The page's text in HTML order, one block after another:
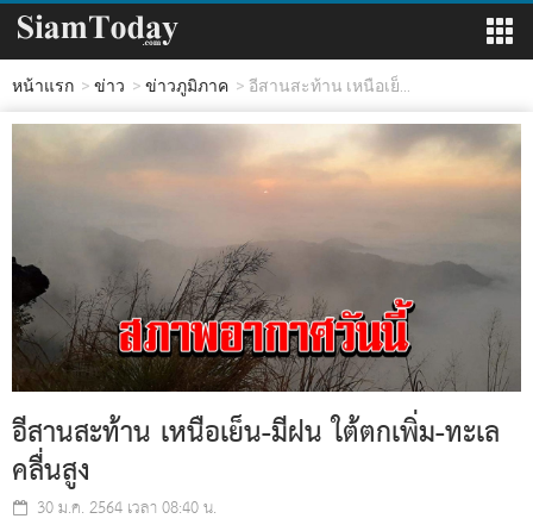
หน้าแรก ข่าว ข่าวภูมิภาค อีสานสะท้าน เหนือเย็...
อีสานสะท้าน เหนือเย็น-มีฝน ใต้ตกเพิ่ม-ทะเล
คลื่นสูง
30 ม.ค. 2564 เวลา 08:40 น.